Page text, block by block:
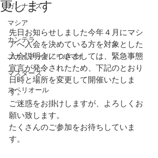
ガンナーズ
マシア
カンテラ
ユナイテッド／イルマオ
マスターズ
スペリオール
更します
先日お知らせしました今年４月にマシ
アへ入会を決めている方を対象とした
入会説明会につきましては、緊急事態
宣言が発令されたため、下記のとおり
日時と場所を変更して開催いたしま
す。
ご迷惑をお掛けしますが、よろしくお
願い致します。
たくさんのご参加をお待ちしていま
す。